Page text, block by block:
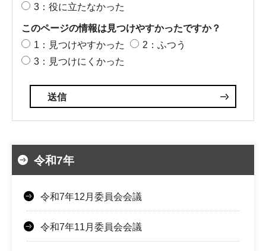
3：役に立たなかった
このページの情報は見つけやすかったですか？
1：見つけやすかった
2：ふつう
3：見つけにくかった
令和7年
令和7年12月委員会会議
令和7年11月委員会会議